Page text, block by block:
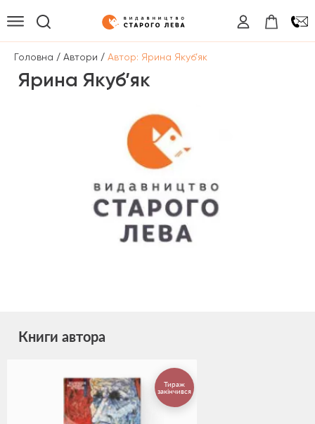
Головна / Автори / Автор: Ярина Якуб’як
Ярина Якуб’як
Книги автора
Тираж
закінчився